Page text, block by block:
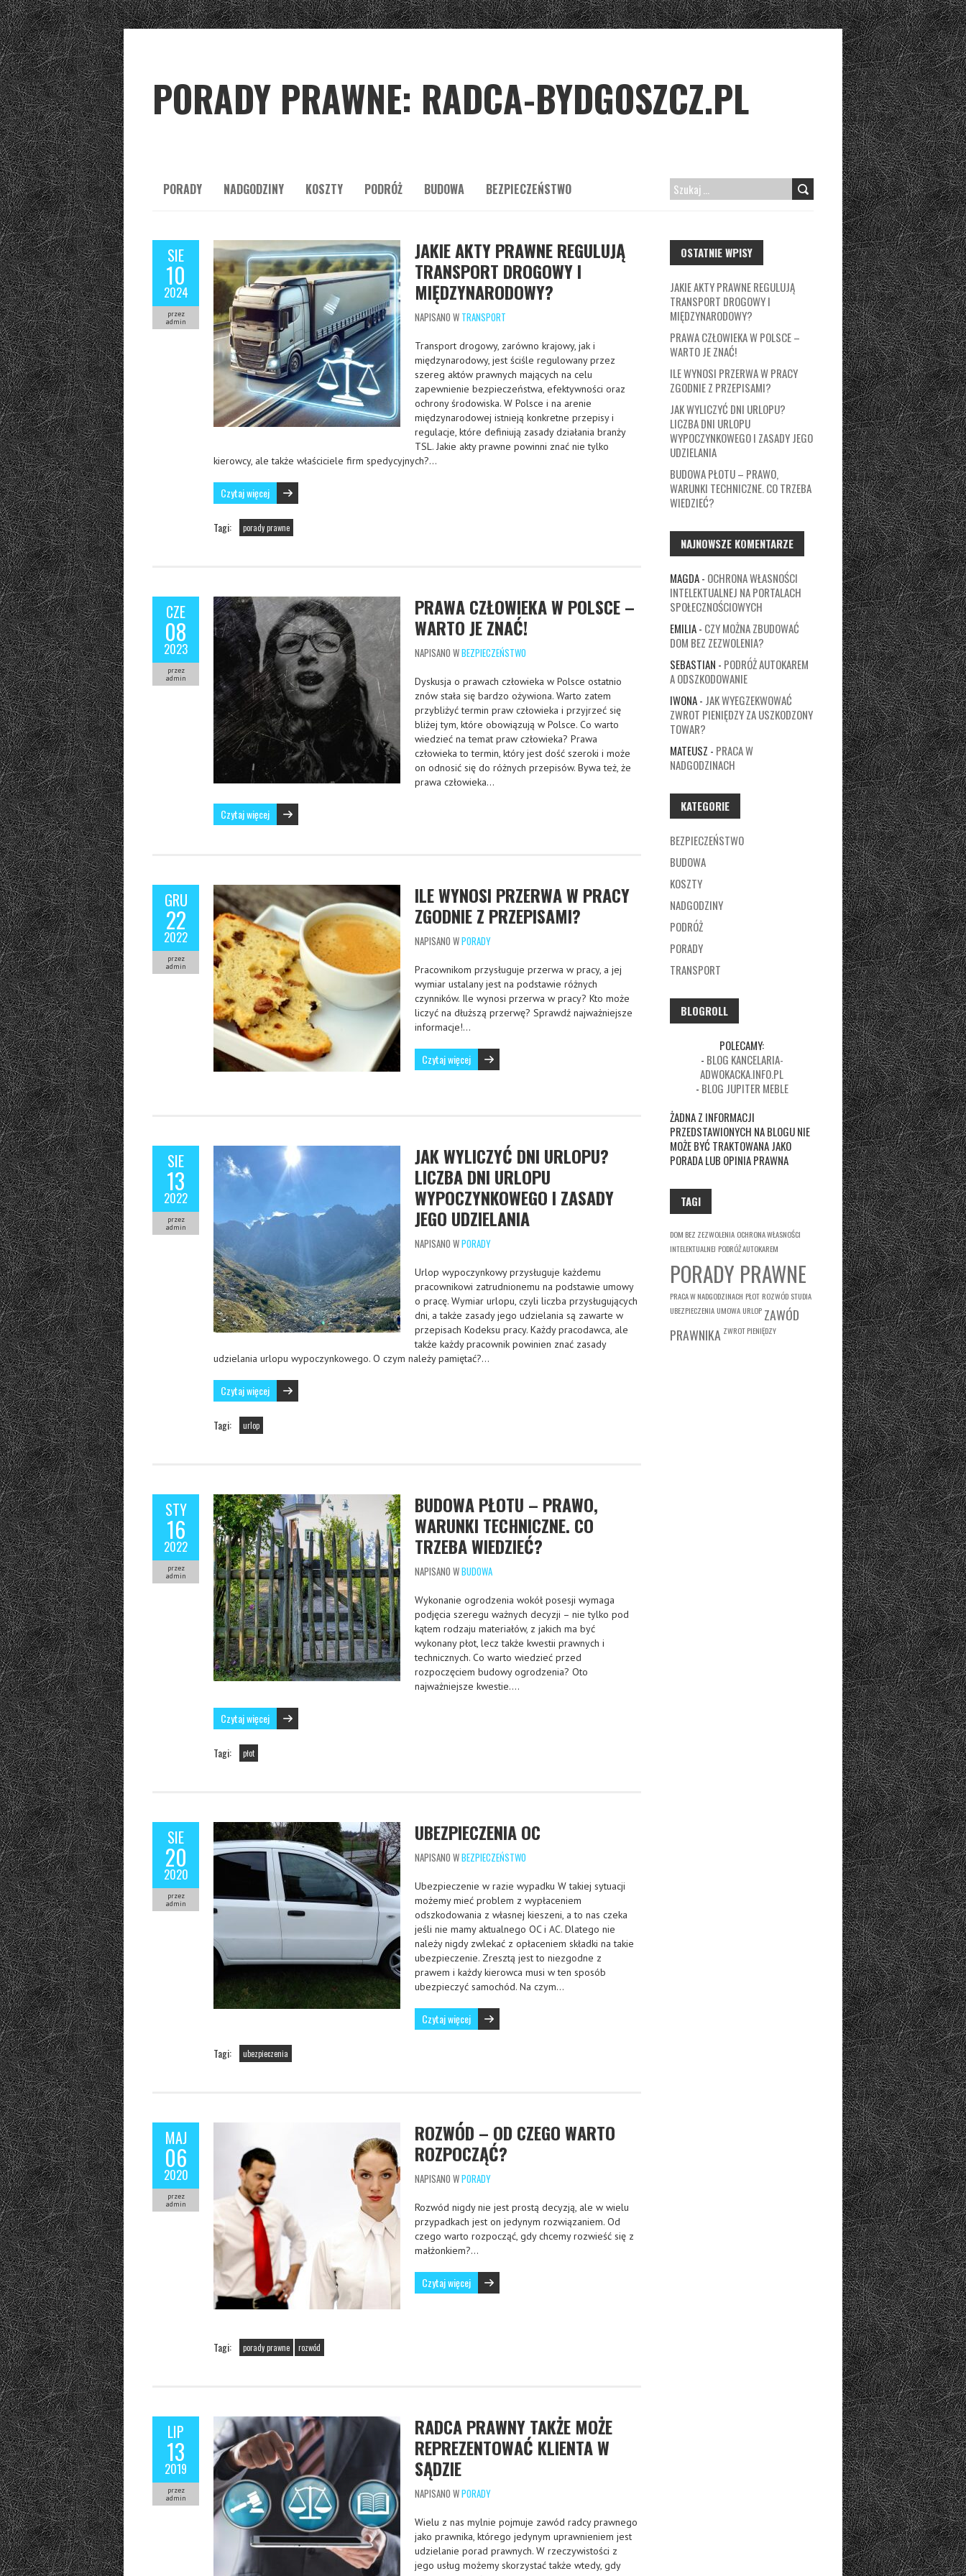
PORADY PRAWNE: RADCA-BYDGOSZCZ.PL
PORADY NADGODZINY KOSZTY PODRÓŻ BUDOWA BEZPIECZEŃSTWO SZUKAJ:
SIE
10
2024
przez
admin
JAKIE AKTY PRAWNE REGULUJĄ
TRANSPORT DROGOWY I
MIĘDZYNARODOWY?
NAPISANO W TRANSPORT
Transport drogowy, zarówno krajowy, jak i
międzynarodowy, jest ściśle regulowany przez
szereg aktów prawnych mających na celu
zapewnienie bezpieczeństwa, efektywności oraz
ochrony środowiska. W Polsce i na arenie
międzynarodowej istnieją konkretne przepisy i
regulacje, które definiują zasady działania branży
TSL. Jakie akty prawne powinni znać nie tylko
kierowcy, ale także właściciele firm spedycyjnych?…
Czytaj więcej
Tagi: porady prawne
CZE
08
2023
przez
admin
PRAWA CZŁOWIEKA W POLSCE –
WARTO JE ZNAĆ!
NAPISANO WBEZPIECZEŃSTWO
Dyskusja o prawach człowieka w Polsce ostatnio
znów stała się bardzo ożywiona. Warto zatem
przybliżyć termin praw człowieka i przyjrzeć się
bliżej tym, które obowiązują w Polsce. Co warto
wiedzieć na temat praw człowieka? Prawa
człowieka to termin, który jest dość szeroki i może
on odnosić się do różnych przepisów. Bywa też, że
prawa człowieka…
Czytaj więcej
GRU
22
2022
przez
admin
ILE WYNOSI PRZERWA W PRACY
ZGODNIE Z PRZEPISAMI?
NAPISANO WPORADY
Pracownikom przysługuje przerwa w pracy, a jej
wymiar ustalany jest na podstawie różnych
czynników. Ile wynosi przerwa w pracy? Kto może
liczyć na dłuższą przerwę? Sprawdź najważniejsze
informacje!…
Czytaj więcej
SIE
13
2022
przez
admin
JAK WYLICZYĆ DNI URLOPU?
LICZBA DNI URLOPU
WYPOCZYNKOWEGO I ZASADY
JEGO UDZIELANIA
NAPISANO WPORADY
Urlop wypoczynkowy przysługuje każdemu
pracownikowi zatrudnionemu na podstawie umowy
o pracę. Wymiar urlopu, czyli liczba przysługujących
dni, a także zasady jego udzielania są zawarte w
przepisach Kodeksu pracy. Każdy pracodawca, ale
także każdy pracownik powinien znać zasady
udzielania urlopu wypoczynkowego. O czym należy pamiętać?…
Czytaj więcej
Tagi: urlop
STY
16
2022
przez
admin
BUDOWA PŁOTU – PRAWO,
WARUNKI TECHNICZNE. CO
TRZEBA WIEDZIEĆ?
NAPISANO WBUDOWA
Wykonanie ogrodzenia wokół posesji wymaga
podjęcia szeregu ważnych decyzji – nie tylko pod
kątem rodzaju materiałów, z jakich ma być
wykonany płot, lecz także kwestii prawnych i
technicznych. Co warto wiedzieć przed
rozpoczęciem budowy ogrodzenia? Oto
najważniejsze kwestie….
Czytaj więcej
Tagi: płot
SIE
20
2020
przez
admin
UBEZPIECZENIA OC
NAPISANO WBEZPIECZEŃSTWO
Ubezpieczenie w razie wypadku W takiej sytuacji
możemy mieć problem z wypłaceniem
odszkodowania z własnej kieszeni, a to nas czeka
jeśli nie mamy aktualnego OC i AC. Dlatego nie
należy nigdy zwlekać z opłaceniem składki na takie
ubezpieczenie. Zresztą jest to niezgodne z
prawem i każdy kierowca musi w ten sposób
ubezpieczyć samochód. Na czym…
Czytaj więcej
Tagi: ubezpieczenia
MAJ
06
2020
przez
admin
ROZWÓD – OD CZEGO WARTO
ROZPOCZĄĆ?
NAPISANO WPORADY
Rozwód nigdy nie jest prostą decyzją, ale w wielu
przypadkach jest on jedynym rozwiązaniem. Od
czego warto rozpocząć, gdy chcemy rozwieść się z
małżonkiem?…
Czytaj więcej
Tagi: porady prawne rozwód
LIP
13
2019
przez
admin
RADCA PRAWNY TAKŻE MOŻE
REPREZENTOWAĆ KLIENTA W
SĄDZIE
NAPISANO WPORADY
Wielu z nas mylnie pojmuje zawód radcy prawnego
jako prawnika, którego jedynym uprawnieniem jest
udzielanie porad prawnych. W rzeczywistości z
jego usług możemy skorzystać także wtedy, gdy
OSTATNIE WPISY
JAKIE AKTY PRAWNE REGULUJĄ
TRANSPORT DROGOWY I
MIĘDZYNARODOWY?
PRAWA CZŁOWIEKA W POLSCE –
WARTO JE ZNAĆ!
ILE WYNOSI PRZERWA W PRACY
ZGODNIE Z PRZEPISAMI?
JAK WYLICZYĆ DNI URLOPU?
LICZBA DNI URLOPU
WYPOCZYNKOWEGO I ZASADY JEGO
UDZIELANIA
BUDOWA PŁOTU – PRAWO,
WARUNKI TECHNICZNE. CO TRZEBA
WIEDZIEĆ?
NAJNOWSZE KOMENTARZE
MAGDA- OCHRONA WŁASNOŚCI
INTELEKTUALNEJ NA PORTALACH
SPOŁECZNOŚCIOWYCH
EMILIA- CZY MOŻNA ZBUDOWAĆ
DOM BEZ ZEZWOLENIA?
SEBASTIAN - PODRÓŻ AUTOKAREM
A ODSZKODOWANIE
IWONA- JAK WYEGZEKWOWAĆ
ZWROT PIENIĘDZY ZA USZKODZONY
TOWAR?
MATEUSZ - PRACA W
NADGODZINACH
KATEGORIE
BEZPIECZEŃSTWO
BUDOWA
KOSZTY
NADGODZINY
PODRÓŻ
PORADY
TRANSPORT
BLOGROLL
POLECAMY:
- BLOG KANCELARIA-
ADWOKACKA.INFO.PL
- BLOG JUPITER MEBLE
ŻADNA Z INFORMACJI
PRZEDSTAWIONYCH NA BLOGU NIE
MOŻE BYĆ TRAKTOWANA JAKO
PORADA LUB OPINIA PRAWNA
TAGI
DOM BEZ ZEZWOLENIA OCHRONA WŁASNOŚCI
INTELEKTUALNEJ PODRÓŻ AUTOKAREM
PORADY PRAWNE
PRACA W NADGODZINACH PŁOT ROZWÓD STUDIA
UBEZPIECZENIA UMOWA URLOP ZAWÓD
PRAWNIKA ZWROT PIENIĘDZY